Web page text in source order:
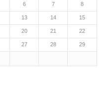
6 7 8
13 14 15
20 21 22
27 28 29